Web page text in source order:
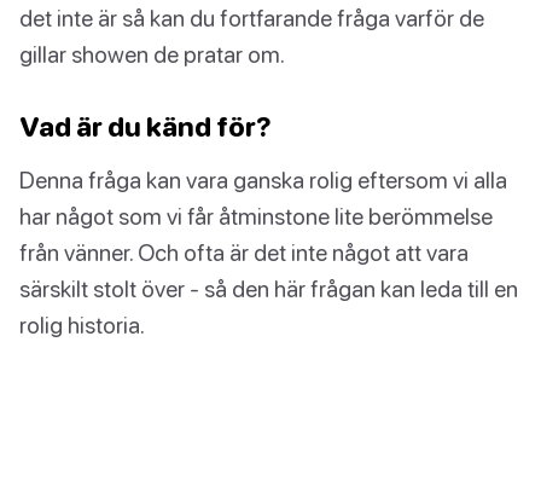
det inte är så kan du fortfarande fråga varför de
gillar showen de pratar om.
Vad är du känd för?
Denna fråga kan vara ganska rolig eftersom vi alla
har något som vi får åtminstone lite berömmelse
från vänner. Och ofta är det inte något att vara
särskilt stolt över - så den här frågan kan leda till en
rolig historia.